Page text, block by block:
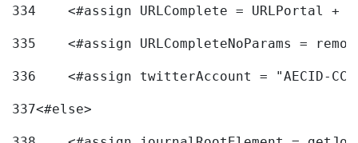
334
<#assign URLComplete = URLPortal +
335
<#assign URLCompleteNoParams =
336
<#assign twitterAccount = "AECID-
337<#else>